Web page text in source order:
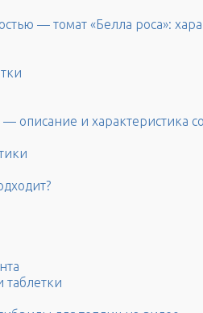
— томат «Белла роса»:
описание и характеристика
таблетки